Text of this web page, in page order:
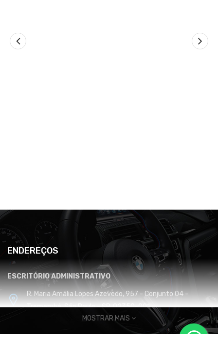
ENDEREÇOS
ESCRITÓRIO ADMINISTRATIVO
R. Maria Amália Lopes Azevedo, 957 - Conjunto 04 -
Tremembé, São Paulo - SP, 02350-001
CENTRO DE DISTRIBUIÇÃO E LOGÍSTICA
MOSTRAR MAIS